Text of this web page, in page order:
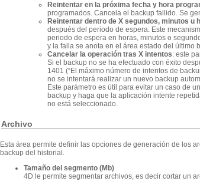
Reintentar en la próxima fecha y hora
programados. Cancela el backup fallido. Se
Reintentar dentro de X segundos, minutos u
después del periodo de espera. Este
periodo de espera en horas, minutos o
y la falla se anota en el área estado del último
Cancelar la operación tras X intentos: este
Si el backup no se ha efectuado con éxito
1401 (“El máximo número de intentos de
no se intentará realizar un nuevo backup
Este parámetro es útil para evitar un caso de
backup y haga que la aplicación intente
no está seleccionado.
Archivo
Esta área permite definir las opciones de generación de los
backup del historial.
Tamaño del segmento (Mb)
4D le permite segmentar archivos, es decir cortar un